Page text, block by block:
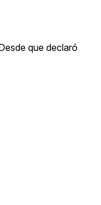
que declaró